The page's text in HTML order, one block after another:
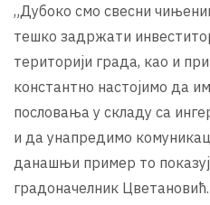
„Дубоко смо свесни
тешко задржати
територији града, као и
константно настојимо да
пословања у складу са
и да унапредимо
данашњи пример то
градоначелник Цветановић.